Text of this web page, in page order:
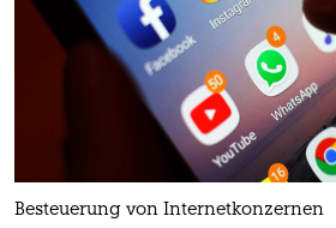
Besteuerung von Internetkonzernen